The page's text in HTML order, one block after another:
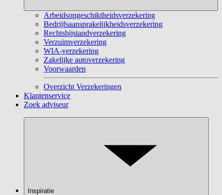
Arbeidsongeschiktheidsverzekering
Bedrijfsaansprakelijkheidsverzekering
Rechtsbijstandverzekering
Verzuimverzekering
WIA-verzekering
Zakelijke autoverzekering
Voorwaarden
Overzicht Verzekeringen
Klantenservice
Zoek adviseur
Inspiratie